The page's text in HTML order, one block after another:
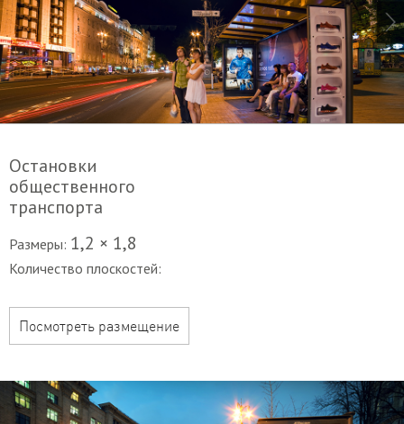
Остановки
общественного
транспорта
Размеры: 1,2 × 1,8
Количество плоскостей:
Посмотреть размещение